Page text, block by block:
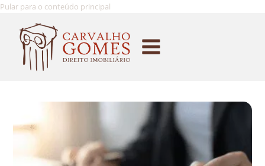
Pular para o conteúdo principal